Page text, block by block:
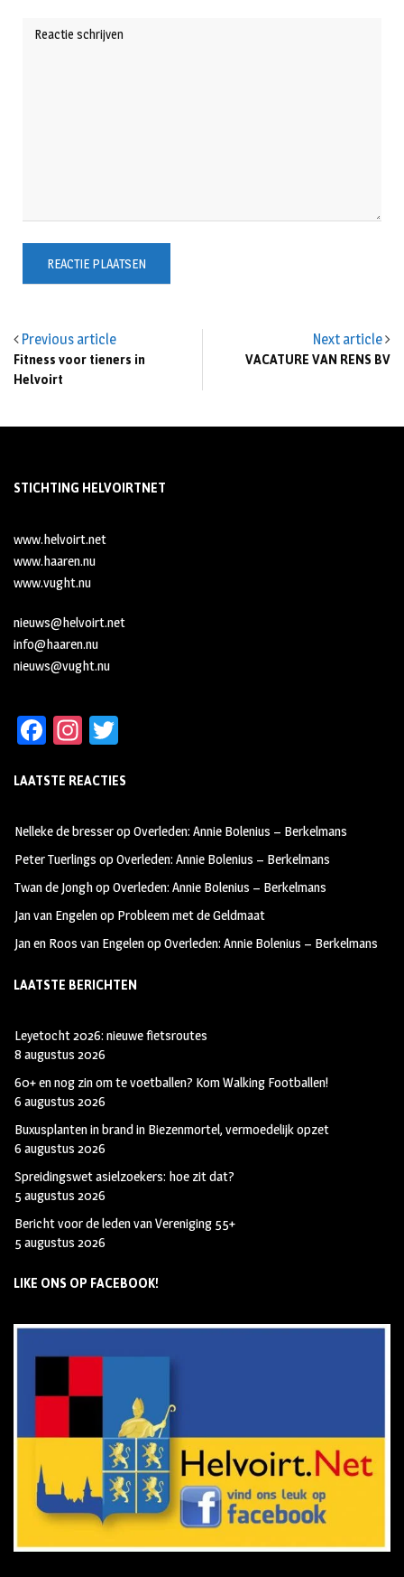
Previous article
Fitness voor tieners in
Helvoirt
Next article
VACATURE VAN RENS BV
STICHTING HELVOIRTNET
www.helvoirt.net
www.haaren.nu
www.vught.nu
nieuws@helvoirt.net
info@haaren.nu
nieuws@vught.nu
Fa
b
oo
k
In
ag
m
tt
LAATSTE REACTIES
Nelleke de bresseropOverleden: Annie Bolenius – Berkelmans
Peter Tuerlings opOverleden: Annie Bolenius – Berkelmans
Twan de JonghopOverleden: Annie Bolenius – Berkelmans
Jan van Engelenop Probleem met de Geldmaat
Jan en Roos van EngelenopOverleden: Annie Bolenius – Berkelmans
LAATSTE BERICHTEN
Leyetocht 2026: nieuwe fietsroutes
8 augustus 2026
60+ en nog zin om te voetballen? Kom Walking Footballen!
6 augustus 2026
Buxusplanten in brand in Biezenmortel, vermoedelijk opzet
6 augustus 2026
Spreidingswet asielzoekers: hoe zit dat?
5 augustus 2026
Bericht voor de leden van Vereniging 55+
5 augustus 2026
LIKE ONS OP FACEBOOK!